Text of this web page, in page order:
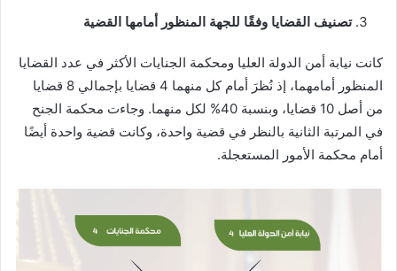
تصنيف القضايا وفقًا للجهة المنظور أمامها القضية
كانت نيابة أمن الدولة العليا ومحكمة الجنايات الأكثر في عدد القضايا
المنظور أمامهما، إذ نُظرَ أمام كل منهما 4 قضايا بإجمالي 8 قضايا
من أصل 10 قضايا، وبنسبة 40% لكل منهما. وجاءت محكمة الجنح
في المرتبة الثانية بالنظر في قضية واحدة، وكانت قضية واحدة أيضًا
أمام محكمة الأمور المستعجلة.